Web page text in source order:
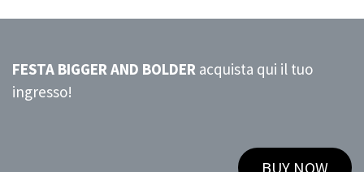
FESTA BIGGER AND BOLDER acquista qui il tuo
ingresso!
BUY NOW